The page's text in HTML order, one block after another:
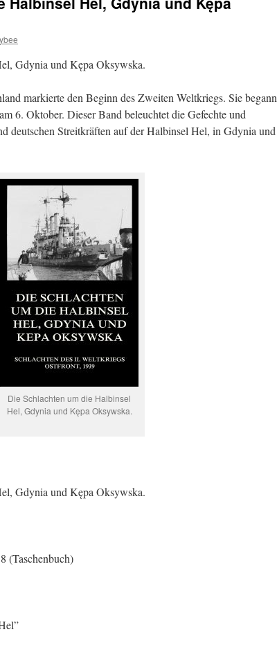
Gdynia und Kępa Oksywska.
markierte den Beginn des Zweiten Weltkriegs. Sie begann
6. Oktober. Dieser Band beleuchtet die Gefechte und
deutschen Streitkräften auf der Halbinsel Hel, in Gdynia und
Die Schlachten um die Halbinsel
Hel, Gdynia und Kępa Oksywska.
Gdynia und Kępa Oksywska.
(Taschenbuch)